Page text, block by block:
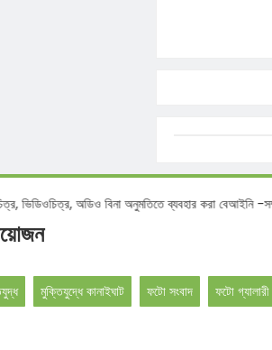
ভিডিওচিত্র, অডিও বিনা অনুমতিতে ব্যবহার করা
মুক্তিযুদ্ধে কানাইঘাট ফটো সংবাদ ফটো গ্যালারী